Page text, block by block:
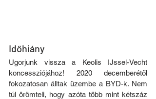
Időhiány
Ugorjunk vissza a Keolis IJssel-Vecht
koncessziójához! 2020 decemberétől
fokozatosan álltak üzembe a BYD-k. Nem
túl örömteli, hogy azóta több mint kétszáz